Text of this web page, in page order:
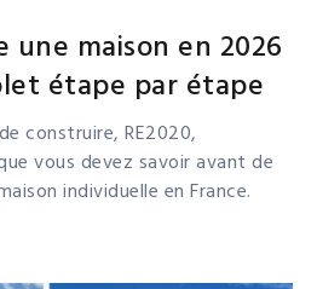
une maison en 2026
étape par étape
construire, RE2020,
vous devez savoir avant de
individuelle en France.